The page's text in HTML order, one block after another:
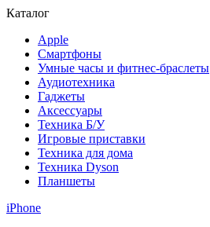
Каталог
Apple
Смартфоны
Умные часы и фитнес-браслеты
Аудиотехника
Гаджеты
Аксессуары
Техника Б/У
Игровые приставки
Техника для дома
Техника Dyson
Планшеты
iPhone